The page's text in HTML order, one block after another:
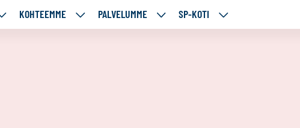
VÄLITTÄJÄMME
KOHTEEMME
KOHTEEMME
PALVELUMME
PALVELUMME
SP-KOTI
SP-